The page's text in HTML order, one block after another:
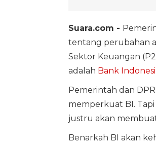
Suara.com -
tentang perubahan
Sektor Keuangan
adalah Bank
Pemerintah dan
memperkuat BI.
justru akan
Benarkah BI akan